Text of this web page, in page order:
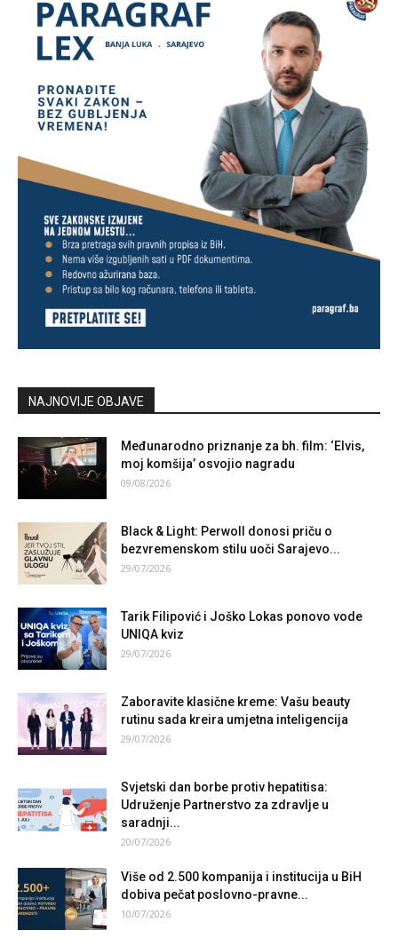
NAJNOVIJE OBJAVE
Međunarodno priznanje za bh. film: ‘Elvis,
moj komšija’ osvojio nagradu
09/08/2026
Black & Light: Perwoll donosi priču o
bezvremenskom stilu uoči Sarajevo...
29/07/2026
Tarik Filipović i Joško Lokas ponovo vode
UNIQA kviz
29/07/2026
Zaboravite klasične kreme: Vašu beauty
rutinu sada kreira umjetna inteligencija
29/07/2026
Svjetski dan borbe protiv hepatitisa:
Udruženje Partnerstvo za zdravlje u
saradnji...
20/07/2026
Više od 2.500 kompanija i institucija u BiH
dobiva pečat poslovno-pravne...
10/07/2026